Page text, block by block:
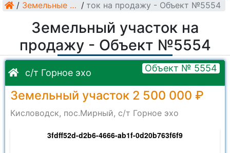
/ Земельные участки /
Земельный участок на продажу - Объект №5554
Земельный участок на
продажу - Объект №5554
с/т Горное эхо Объект № 5554
Земельный участок 2 500 000 ₽
Кисловодск, пос.Мирный, с/т Горное эхо
3fdff52d-d2b6-4666-ab1f-0d20b763f6f9